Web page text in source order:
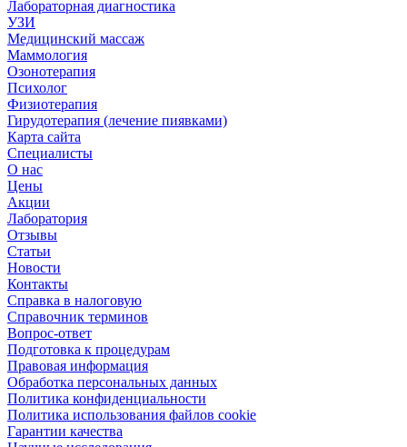
Лабораторная диагностика
УЗИ
Медицинский массаж
Маммология
Озонотерапия
Психолог
Физиотерапия
Гирудотерапия (лечение пиявками)
Карта сайта
Специалисты
О нас
Цены
Акции
Лаборатория
Отзывы
Статьи
Новости
Контакты
Справка в налоговую
Справочник терминов
Вопрос-ответ
Подготовка к процедурам
Правовая информация
Обработка персональных данных
Политика конфиденциальности
Политика использования файлов cookie
Гарантии качества